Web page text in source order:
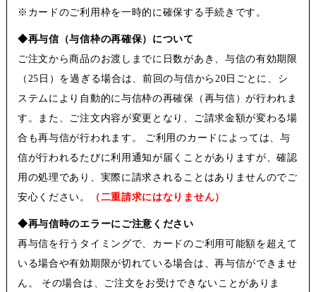
※カードのご利用枠を一時的に確保する手続きです。
◆再与信（与信枠の再確保）について
ご注文から商品のお渡しまでに日数があき、与信の有効期限
（25日）を過ぎる場合は、前回の与信から20日ごとに、シ
ステムにより自動的に与信枠の再確保（再与信）が行われま
す。また、ご注文内容が変更となり、ご請求金額が変わる場
合も再与信が行われます。 ご利用のカードによっては、与
信が行われるたびに利用通知が届くことがありますが、確認
用の処理であり、実際に請求されることはありませんのでご
安心ください。
（二重請求にはなりません）
◆再与信時のエラーにご注意ください
再与信を行うタイミングで、カードのご利用可能額を超えて
いる場合や有効期限が切れている場合は、再与信ができませ
ん。 その場合は、ご注文をお受けできないことがありま